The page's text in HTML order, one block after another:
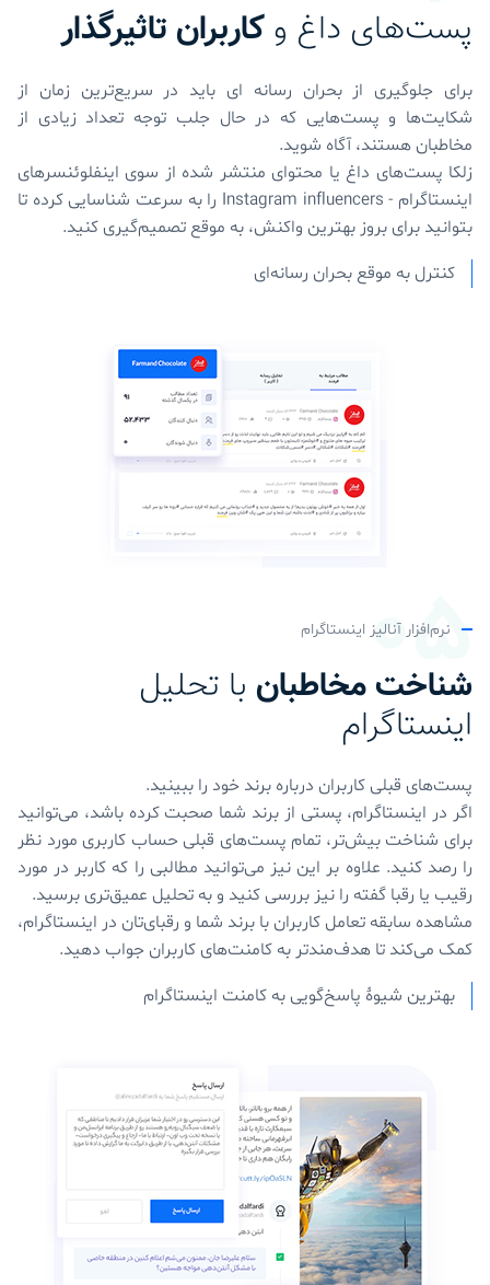
پست‌های داغ وکاربران تاثیرگذار
برای جلوگیری از بحران‌ رسانه ای باید در سریع‌ترین زمان از
شکایت‌ها و پست‌هایی که در حال جلب توجه تعداد زیادی از
مخاطبان هستند، آگاه شوید.
زلکا پست‌های داغ یا محتوای منتشر شده از سوی اینفلوئنسرهای
اینستاگرام - Instagram influencers را به سرعت شناسایی کرده تا
بتوانید برای بروز بهترین واکنش، به موقع تصمیم‌گیری کنید.
کنترل به موقع بحران رسانه‌ای
نرم‌افزار آنالیز اینستاگرام
شناخت مخاطبان با تحلیل
اینستاگرام
پست‌های قبلی کاربران درباره برند خود را ببینید.
اگر در اینستاگرام، پستی از برند شما صحبت کرده باشد، می‌توانید
برای شناخت بیش‌تر، تمام پست‌های قبلی حساب کاربری مورد نظر
را رصد کنید. علاوه بر این نیز می‌توانید مطالبی را که کاربر در مورد
رقیب یا رقبا گفته را نیز بررسی کنید و به تحلیل عمیق‌تری برسید.
مشاهده سابقه تعامل کاربران با برند شما و رقبای‌تان در اینستاگرام،
کمک می‌کند تا هدف‌مندتر به کامنت‌های کاربران جواب دهید.
بهترین شیوۀ پاسخ‌گویی به کامنت اینستاگرام